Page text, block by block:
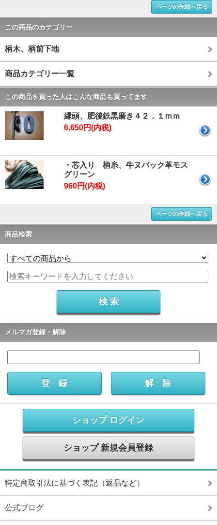
ページの先頭へ戻る
この商品のカテゴリー
柄木、柄前下地
商品カテゴリー一覧
この商品を買った人はこんな商品も買ってます
縁頭、肥後鉄黒磨き４２．１ｍｍ
6,650円(内税)
・芯入り 柄糸、牛ヌバック革モス
グリーン
960円(内税)
ページの先頭へ戻る
商品検索
メルマガ登録・解除
ショップ ログイン
ショップ 新規会員登録
特定商取引法に基づく表記（返品など）
公式ブログ